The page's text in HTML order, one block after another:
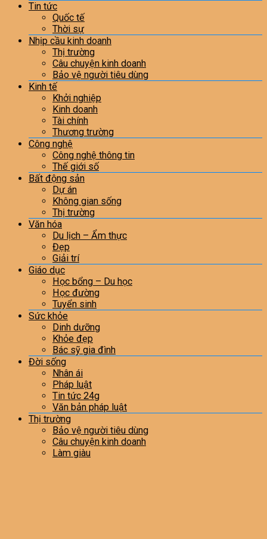
Tin tức
Quốc tế
Thời sự
Nhịp cầu kinh doanh
Thị trường
Câu chuyện kinh doanh
Bảo vệ người tiêu dùng
Kinh tế
Khởi nghiệp
Kinh doanh
Tài chính
Thương trường
Công nghệ
Công nghệ thông tin
Thế giới số
Bất động sản
Dự án
Không gian sống
Thị trường
Văn hóa
Du lịch – Ẩm thực
Đẹp
Giải trí
Giáo dục
Học bổng – Du học
Học đường
Tuyển sinh
Sức khỏe
Dinh dưỡng
Khỏe đẹp
Bác sỹ gia đình
Đời sống
Nhân ái
Pháp luật
Tin tức 24g
Văn bản pháp luật
Thị trường
Bảo vệ người tiêu dùng
Câu chuyện kinh doanh
Làm giàu